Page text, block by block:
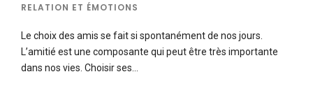
RELATION ET ÉMOTIONS
Le choix des amis se fait si spontanément de nos jours.
L’amitié est une composante qui peut être très importante
dans nos vies. Choisir ses…